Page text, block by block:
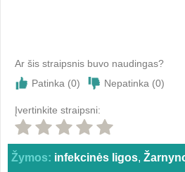
Ar šis straipsnis buvo naudingas?
Patinka (0) Nepatinka (0)
Įvertinkite straipsni:
Žymos: infekcinės ligos,